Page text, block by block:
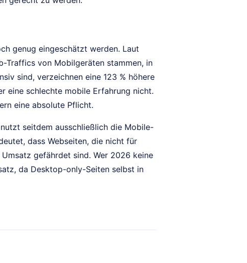
genug eingeschätzt werden. Laut
Traffics von Mobilgeräten stammen, in
sind, verzeichnen eine 123 % höhere
eine schlechte mobile Erfahrung nicht.
eine absolute Pflicht.
seitdem ausschließlich die Mobile-
dass Webseiten, die nicht für
gefährdet sind. Wer 2026 keine
da Desktop-only-Seiten selbst in